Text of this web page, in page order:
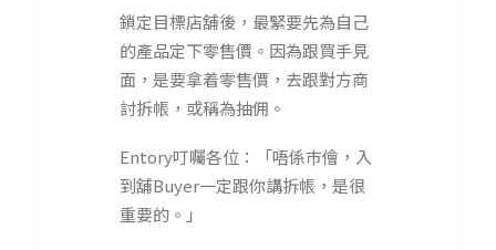
鎖定目標店舖後，最緊要先為自己
的產品定下零售價。因為跟買手見
面，是要拿着零售價，去跟對方商
討拆帳，或稱為抽佣。
Entory叮囑各位：「唔係巿儈，入
到舖Buyer一定跟你講拆帳，是很
重要的。」